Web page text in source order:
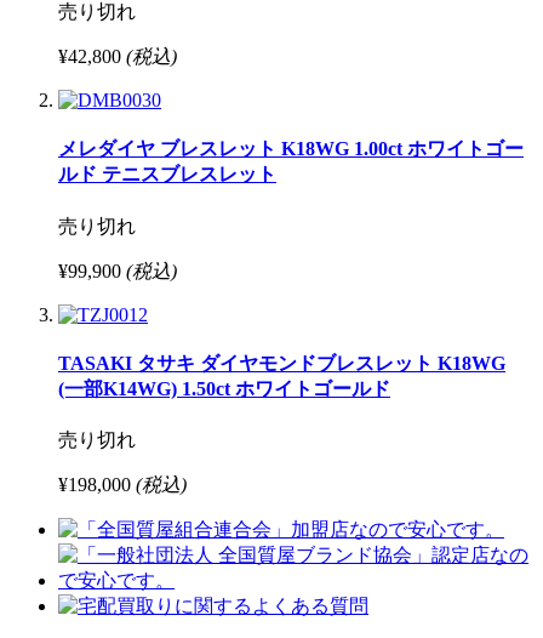
売り切れ
¥42,800 (税込)
メレダイヤ ブレスレット K18WG 1.00ct ホワイトゴー
ルド テニスブレスレット
売り切れ
¥99,900 (税込)
TASAKI タサキ ダイヤモンドブレスレット K18WG
(一部K14WG) 1.50ct ホワイトゴールド
売り切れ
¥198,000 (税込)